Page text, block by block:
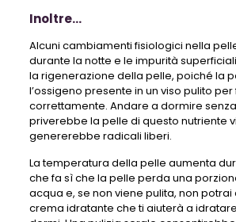
Inoltre…
Alcuni cambiamenti fisiologici nella
durante la notte e le impurità
la rigenerazione della pelle, poiché la
l’ossigeno presente in un viso pulito per
correttamente. Andare a dormire
priverebbe la pelle di questo nutriente
genererebbe radicali liberi.
La temperatura della pelle aumenta
che fa sì che la pelle perda una
acqua e, se non viene pulita, non
crema idratante che ti aiuterà a